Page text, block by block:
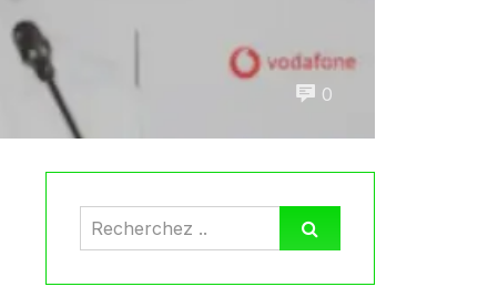
0